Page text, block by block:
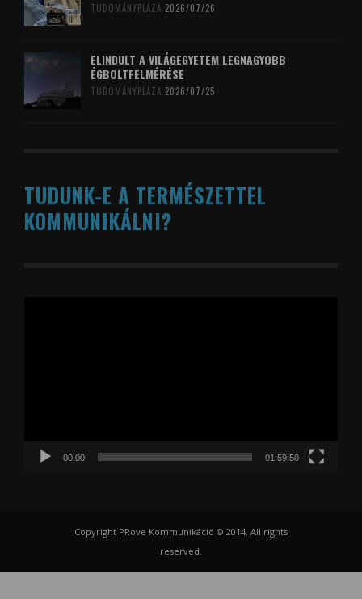
TUDOMÁNYPLÁZA 2026/07/26
ELINDULT A VILÁGEGYETEM LEGNAGYOBB
ÉGBOLTFELMÉRÉSE
TUDOMÁNYPLÁZA 2026/07/25
TUDUNK-E A TERMÉSZETTEL
KOMMUNIKÁLNI?
00:00 01:59:50
Copyright PRove Kommunikáció © 2014. All rights
reserved.